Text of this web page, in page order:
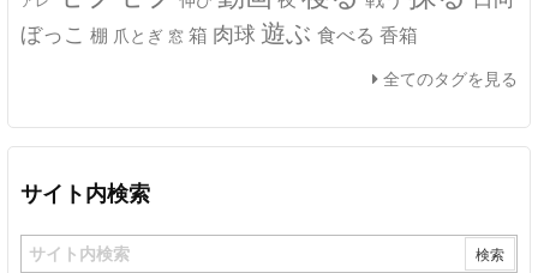
ぼっこ 棚 爪とぎ 窓 箱 肉球 遊ぶ 食べる 香箱
全てのタグを見る
サイト内検索